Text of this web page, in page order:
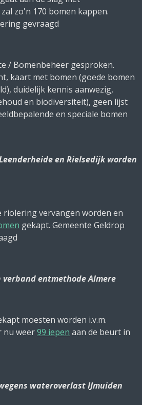
zo'n 170 bomen kappen.
gevraagd
/ Bomenbeheer gesproken.
kaart met bomen (goede bomen
duidelijk kennis aanwezig,
en biodiversiteit), geen lijst
en speciale bomen
en Rielsedijk worden
riolering vervangen worden en
gekapt. Gemeente Geldrop
verband entmethode Almere
moesten worden i.v.m.
nu weer99 iepen aan de beurt in
wateroverlast IJmuiden